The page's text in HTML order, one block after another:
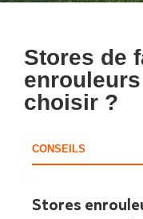
Stores de
choisir ?
CONSEILS
Stores